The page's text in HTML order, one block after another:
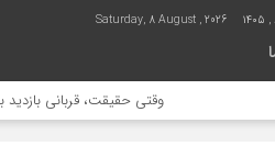
Saturday, 8 August , 2026
وقتی حقیقت، قربانی بازدید بیشتر می